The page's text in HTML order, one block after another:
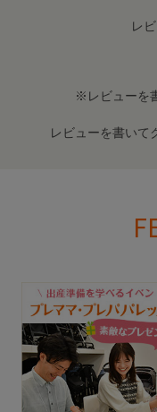
レ
※レビューを
レビューを書いて